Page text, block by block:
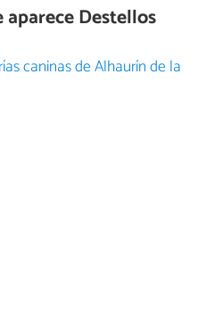
Destellos
caninas de Alhaurín de la